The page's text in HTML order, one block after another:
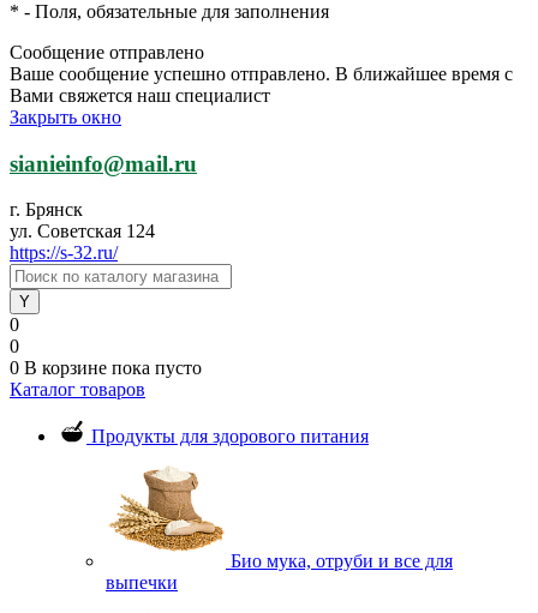
* - Поля, обязательные для заполнения
Сообщение отправлено
Ваше сообщение успешно отправлено. В ближайшее время с
Вами свяжется наш специалист
Закрыть окно
sianieinfo@mail.ru
г. Брянск
ул. Советская 124
https://s-32.ru/
0
0
0 В корзине пока пусто
Каталог товаров
Продукты для здорового питания
Био мука, отруби и все для
выпечки